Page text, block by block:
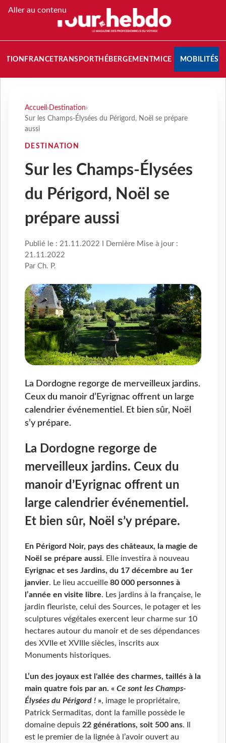
Aller au contenu
FRANCETRANSPORT HÉBERGEMENTMICE MOBILITÉS
Accueil › Destination›
Sur les Champs-Élysées du Périgord, Noël se prépare
aussi
DESTINATION
Sur les Champs-Élysées
du Périgord, Noël se
prépare aussi
Publié le : 21.11.2022 I Dernière Mise à jour :
21.11.2022
Par Ch. P.
La Dordogne regorge de merveilleux jardins.
Ceux du manoir d’Eyrignac offrent un large
calendrier événementiel. Et bien sûr, Noël
s’y prépare.
La Dordogne regorge de
merveilleux jardins. Ceux du
manoir d’Eyrignac offrent un
large calendrier événementiel.
Et bien sûr, Noël s’y prépare.
En Périgord Noir, pays des châteaux, la magie de
Noël se prépare aussi. Elle investira à nouveau
Eyrignac et ses Jardins, du 17 décembre au 1er
janvier. Le lieu accueille 80 000 personnes à
l’année en visite libre. Les jardins à la française, le
jardin fleuriste, celui des Sources, le potager et les
sculptures végétales exercent leur charme sur 10
hectares autour du manoir et de ses dépendances
des XVIIe et XVIIIe siècles, inscrits aux
Monuments historiques.
L’un des joyaux est l'allée des charmes, taillés à la
main quatre fois par an. « Ce sont les Champs-
Élysées du Périgord ! », image le propriétaire,
Patrick Sermaditas, dont la famille possède le
domaine depuis 22 générations, soit 500 ans. Il
est le premier de la lignée à l’avoir ouvert au